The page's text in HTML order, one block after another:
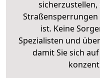
sicherzustellen,
ist. Keine
Spezialisten und
damit Sie sich